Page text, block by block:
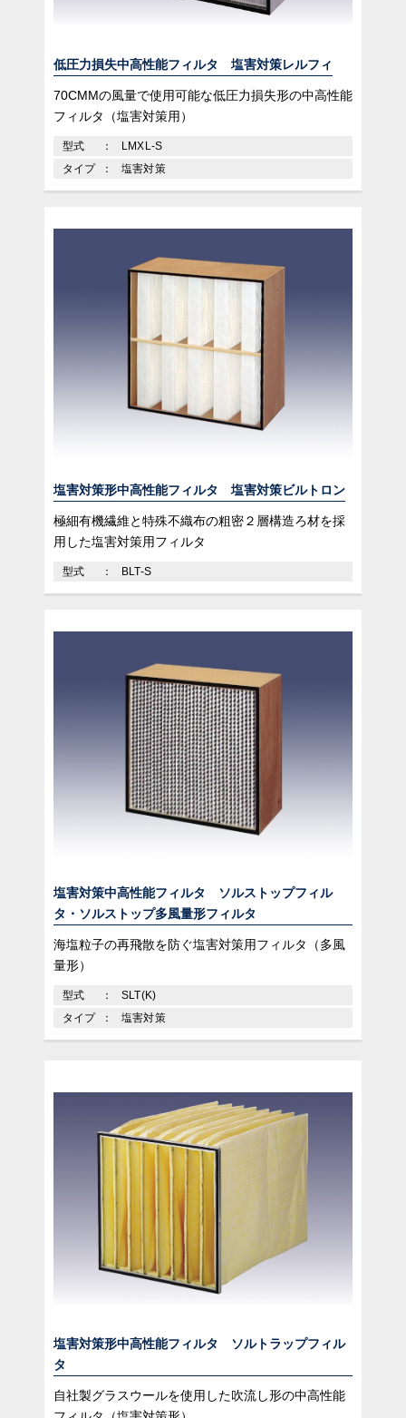
低圧力損失中高性能フィルタ 塩害対策レルフィ
70CMMの風量で使用可能な低圧力損失形の中高性能
フィルタ（塩害対策用）
型式
LMXL-S
タイプ
塩害対策
塩害対策形中高性能フィルタ 塩害対策ビルトロン
極細有機繊維と特殊不織布の粗密２層構造ろ材を採
用した塩害対策用フィルタ
型式 BLT-S
塩害対策中高性能フィルタ ソルストップフィル
タ・ソルストップ多風量形フィルタ
海塩粒子の再飛散を防ぐ塩害対策用フィルタ（多風
量形）
型式
SLT(K)
タイプ
塩害対策
塩害対策形中高性能フィルタ ソルトラップフィル
タ
自社製グラスウールを使用した吹流し形の中高性能